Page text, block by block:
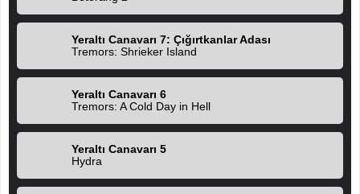
Yeraltı Canavarı 7: Çığırtkanlar Adası
Tremors: Shrieker Island
Yeraltı Canavarı 6
Tremors: A Cold Day in Hell
Yeraltı Canavarı 5
Hydra